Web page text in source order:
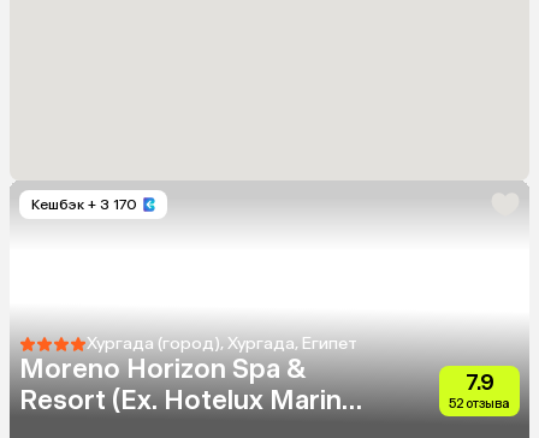
Кешбэк + 3 170
Хургада (город), Хургада, Египет
Moreno Horizon Spa &
Resort (Ex. Hotelux Marina
7.9
52 отзыва